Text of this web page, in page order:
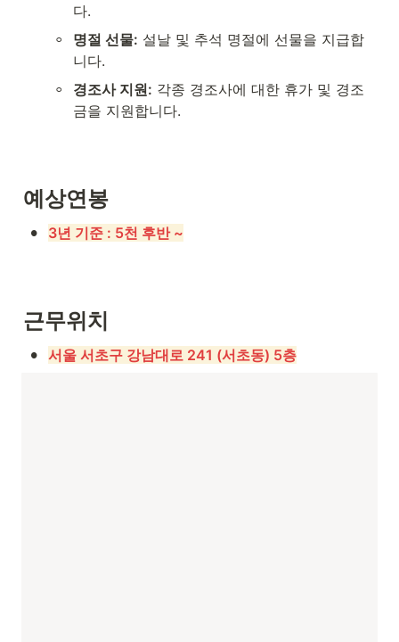
다.
◦ 명절 선물: 설날 및 추석 명절에 선물을 지급합
니다.
◦ 경조사 지원: 각종 경조사에 대한 휴가 및 경조
금을 지원합니다.
예상연봉
• 3년 기준 : 5천 후반 ~
근무위치
• 서울 서초구 강남대로 241 (서초동) 5층